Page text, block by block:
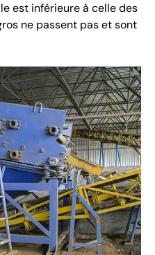
est inférieure à celle des
ne passent pas et sont